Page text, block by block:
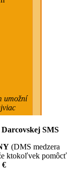
SMS
(DMS medzera
ktokoľvek pomôcť
€